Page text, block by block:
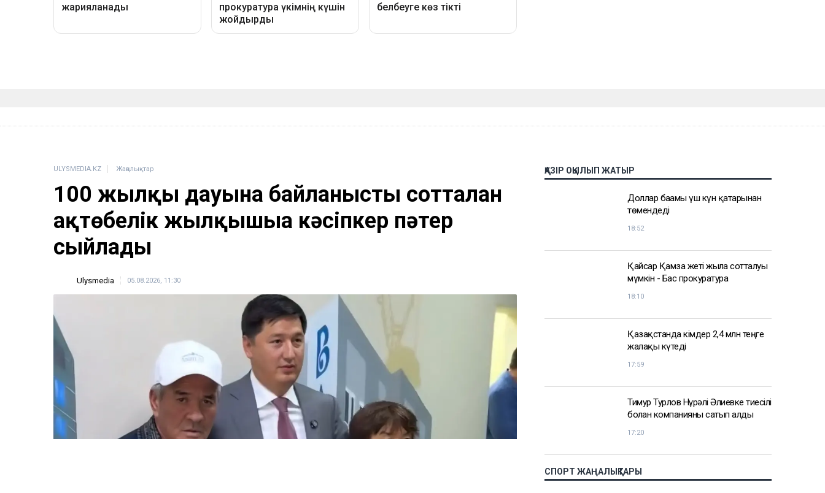
ULYSMEDIA.KZ Жаңалықтар
100 жылқы дауына байланысты сотталған
ақтөбелік жылқышыға кәсіпкер пәтер
сыйлады
Ulysmedia 05.08.2026, 11:30
ҚАЗІР ОҚЫЛЫП ЖАТЫР
Доллар бағамы үш күн қатарынан
төмендеді
18:52
Қайсар Қамза жеті жылға сотталуы
мүмкін - Бас прокуратура
18:10
Қазақстанда кімдер 2,4 млн теңге
жалақы күтеді
17:59
Тимур Турлов Нұрәлі Әлиевке тиесілі
болған компанияны сатып алды
17:20
СПОРТ ЖАҢАЛЫҚТАРЫ